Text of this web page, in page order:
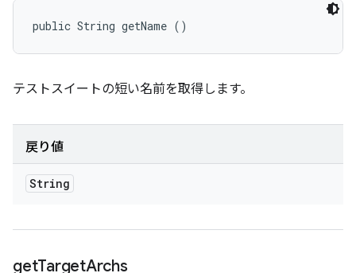
public String getName ()
テストスイートの短い名前を取得します。
戻り値
String
getTargetArchs